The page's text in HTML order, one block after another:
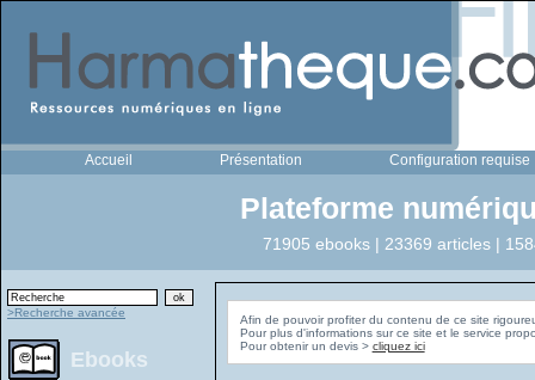
Accueil Présentation Configuration requise
Plateforme
71905 ebooks | 23369 articles |
>Recherche avancée
Ebooks
Afin de pouvoir profiter du contenu de ce site
Pour plus d'informations sur ce site et le service
Pour obtenir un devis > cliquez ici